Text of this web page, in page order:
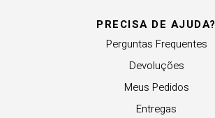
PRECISA DE AJUDA?
Perguntas Frequentes
Devoluções
Meus Pedidos
Entregas